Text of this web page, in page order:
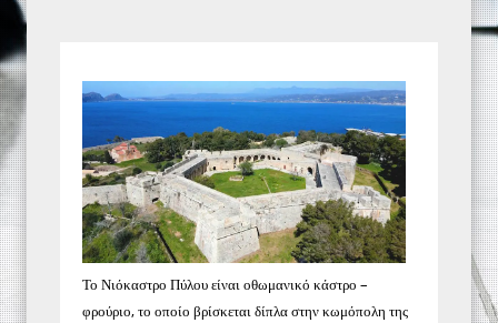
Το Νιόκαστρο Πύλου είναι οθωμανικό κάστρο –
φρούριο, το οποίο βρίσκεται δίπλα στην κωμόπολη της